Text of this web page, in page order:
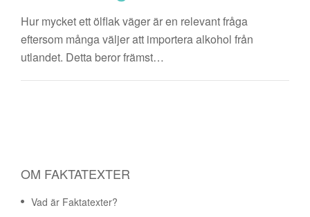
Hur mycket ett ölflak väger är en relevant fråga
eftersom många väljer att importera alkohol från
utlandet. Detta beror främst…
OM FAKTATEXTER
Vad är Faktatexter?